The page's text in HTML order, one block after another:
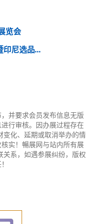
览会
印尼选品...
并要求会员发布信息无版
行审核。因办展过程存在
变化、延期或取消举办的情
实！暢展网与站内所有展
关系，如遇参展纠纷，版权